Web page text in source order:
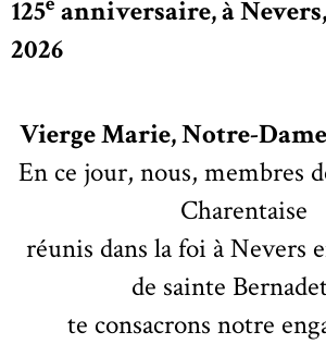
125 anniversaire, à
2026
Vierge Marie, Notre-
En ce jour, nous, membres
Charentaise
réunis dans la foi à Nevers
de sainte
te consacrons notre